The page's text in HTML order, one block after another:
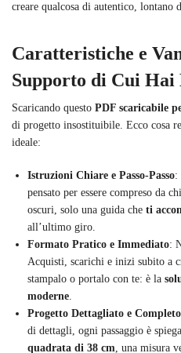
creare qualcosa di autentico, lontano
Caratteristiche e
Supporto di Cui Hai
Scaricando questo PDF scaricabile
di progetto insostituibile. Ecco cosa
ideale:
Istruzioni Chiare e Passo-Passo:
pensato per essere compreso da
oscuri, solo una guida che ti
all’ultimo giro.
Formato Pratico e Immediato:
Acquisti, scarichi e inizi subito a
stampalo o portalo con te: è la
moderne
Progetto Dettagliato e Completo
di dettagli, ogni passaggio è
quadrata di 38 cm , una misura